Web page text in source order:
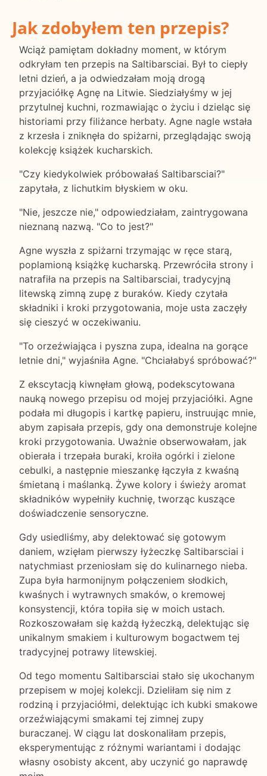
Jak zdobyłem ten przepis?
Wciąż pamiętam dokładny moment, w którym
odkryłam ten przepis na Saltibarsciai. Był to ciepły
letni dzień, a ja odwiedzałam moją drogą
przyjaciółkę Agnę na Litwie. Siedziałyśmy w jej
przytulnej kuchni, rozmawiając o życiu i dzieląc się
historiami przy filiżance herbaty. Agne nagle wstała
z krzesła i zniknęła do spiżarni, przeglądając swoją
kolekcję książek kucharskich.
"Czy kiedykolwiek próbowałaś Saltibarsciai?"
zapytała, z lichutkim błyskiem w oku.
"Nie, jeszcze nie," odpowiedziałam, zaintrygowana
nieznaną nazwą. "Co to jest?"
Agne wyszła z spiżarni trzymając w ręce starą,
poplamioną książkę kucharską. Przewróciła strony i
natrafiła na przepis na Saltibarsciai, tradycyjną
litewską zimną zupę z buraków. Kiedy czytała
składniki i kroki przygotowania, moje usta zaczęły
się cieszyć w oczekiwaniu.
"To orzeźwiająca i pyszna zupa, idealna na gorące
letnie dni," wyjaśniła Agne. "Chciałabyś spróbować?"
Z ekscytacją kiwnęłam głową, podekscytowana
nauką nowego przepisu od mojej przyjaciółki. Agne
podała mi długopis i kartkę papieru, instruując mnie,
abym zapisała przepis, gdy ona demonstruje kolejne
kroki przygotowania. Uważnie obserwowałam, jak
obierała i trzepała buraki, kroiła ogórki i zielone
cebulki, a następnie mieszankę łączyła z kwaśną
śmietaną i maślanką. Żywe kolory i świeży aromat
składników wypełniły kuchnię, tworząc kuszące
doświadczenie sensoryczne.
Gdy usiedliśmy, aby delektować się gotowym
daniem, wzięłam pierwszy łyżeczkę Saltibarsciai i
natychmiast przeniosłam się do kulinarnego nieba.
Zupa była harmonijnym połączeniem słodkich,
kwaśnych i wytrawnych smaków, o kremowej
konsystencji, która topiła się w moich ustach.
Rozkoszowałam się każdą łyżeczką, delektując się
unikalnym smakiem i kulturowym bogactwem tej
tradycyjnej potrawy litewskiej.
Od tego momentu Saltibarsciai stało się ukochanym
przepisem w mojej kolekcji. Dzieliłam się nim z
rodziną i przyjaciółmi, delektując ich kubki smakowe
orzeźwiającymi smakami tej zimnej zupy
buraczanej. W ciągu lat doskonaliłam przepis,
eksperymentując z różnymi wariantami i dodając
własny osobisty akcent, aby uczynić go naprawdę